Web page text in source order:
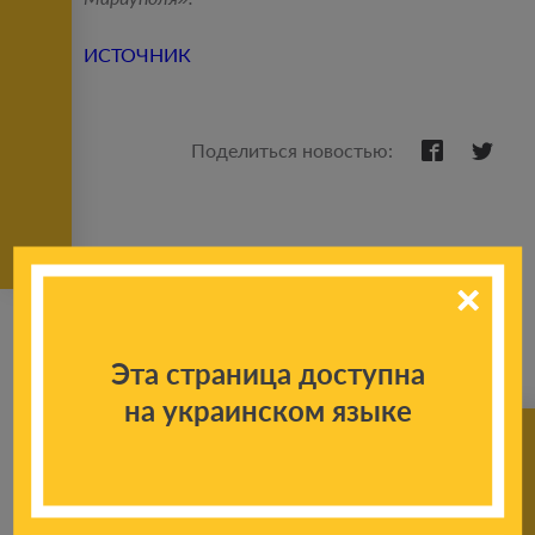
ИСТОЧНИК
Поделиться новостью:
Эта страница доступна
на украинском языке